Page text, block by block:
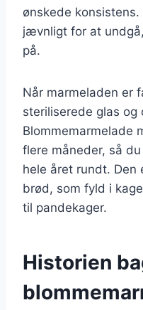
ønskede
jævnligt for at
på.
Når marmeladen er
steriliserede glas og
Blommemarmelade
flere måneder, så
hele året rundt.
brød, som fyld i
til pandekager.
Historien